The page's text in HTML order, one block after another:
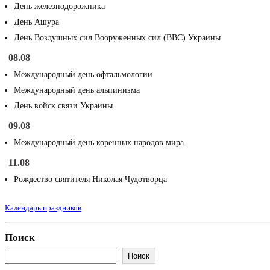
День железнодорожника
День Ашура
День Воздушных сил Вооруженных сил (ВВС) Украины
08.08
Международный день офтальмологии
Международный день альпинизма
День войск связи Украины
09.08
Международный день коренных народов мира
11.08
Рождество святителя Николая Чудотворца
Календарь праздников
Поиск
Поиск